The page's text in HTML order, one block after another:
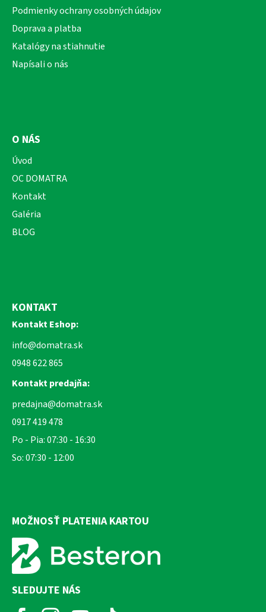
Podmienky ochrany osobných údajov
Doprava a platba
Katalógy na stiahnutie
Napísali o nás
O NÁS
Úvod
OC DOMATRA
Kontakt
Galéria
BLOG
KONTAKT
Kontakt Eshop:
info@domatra.sk
0948 622 865
Kontakt predajňa:
predajna@domatra.sk
0917 419 478
Po - Pia: 07:30 - 16:30
So: 07:30 - 12:00
MOŽNOSŤ PLATENIA KARTOU
SLEDUJTE NÁS